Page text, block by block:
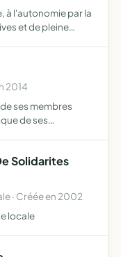
à l'autonomie par la
et de pleine
2014
ses membres
de ses
Solidarites
· Créée en 2002
locale